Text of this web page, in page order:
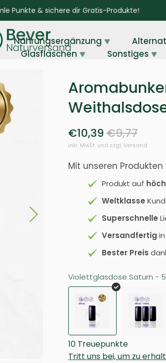
Punkte & sichere dir Gratis-Produkte!
Nahrungsergänzung
Glasflaschen Sonstiges
€9,77
€10,39
inkl. MwSt. und zzgl. Versand
Mit unseren
Produkt auf
Weltklasse
Superschnelle
Versandfertig
Bester Preis
Violettglasdose Saturn -
10 Treuepunkte
Tritt uns bei, um zu